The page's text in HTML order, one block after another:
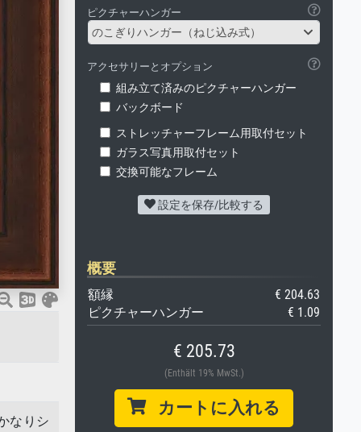
なりシ
ピクチャーハンガー
のこぎりハンガー（ねじ込み式）
アクセサリーとオプション
組み立て済みのピクチャーハンガー
バックボード
ストレッチャーフレーム用取付セット
ガラス写真用取付セット
交換可能なフレーム
設定を保存/比較する
概要
額縁
€ 204.63
ピクチャーハンガー
€ 1.09
€ 205.73
(Enthält 19% MwSt.)
カートに入れる